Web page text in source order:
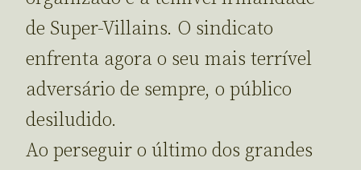
de Super-Villains. O sindicato
enfrenta agora o seu mais terrível
adversário de sempre, o público
desiludido.
Ao perseguir o último dos grandes